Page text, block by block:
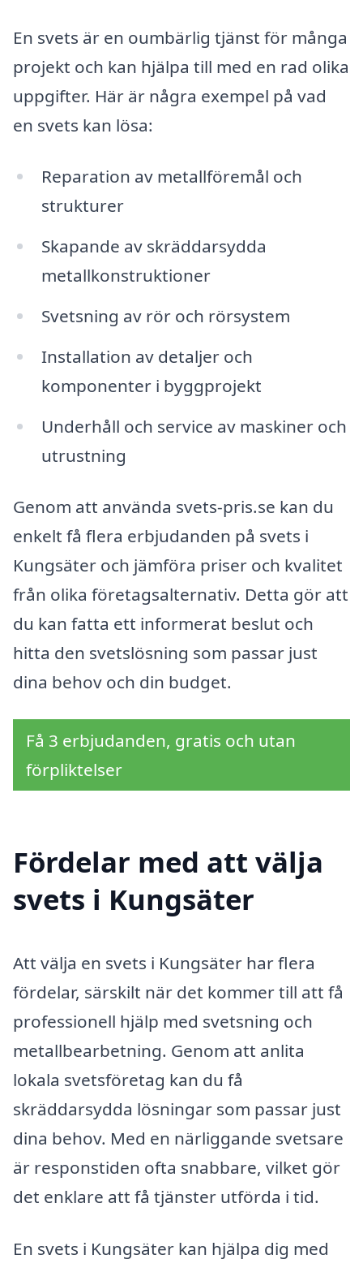
En svets är en oumbärlig tjänst för många
projekt och kan hjälpa till med en rad olika
uppgifter. Här är några exempel på vad
en svets kan lösa:
Reparation av metallföremål och
strukturer
Skapande av skräddarsydda
metallkonstruktioner
Svetsning av rör och rörsystem
Installation av detaljer och
komponenter i byggprojekt
Underhåll och service av maskiner och
utrustning
Genom att använda svets-pris.se kan du
enkelt få flera erbjudanden på svets i
Kungsäter och jämföra priser och kvalitet
från olika företagsalternativ. Detta gör att
du kan fatta ett informerat beslut och
hitta den svetslösning som passar just
dina behov och din budget.
Få 3 erbjudanden, gratis och utan
förpliktelser
Fördelar med att välja
svets i Kungsäter
Att välja en svets i Kungsäter har flera
fördelar, särskilt när det kommer till att få
professionell hjälp med svetsning och
metallbearbetning. Genom att anlita
lokala svetsföretag kan du få
skräddarsydda lösningar som passar just
dina behov. Med en närliggande svetsare
är responstiden ofta snabbare, vilket gör
det enklare att få tjänster utförda i tid.
En svets i Kungsäter kan hjälpa dig med